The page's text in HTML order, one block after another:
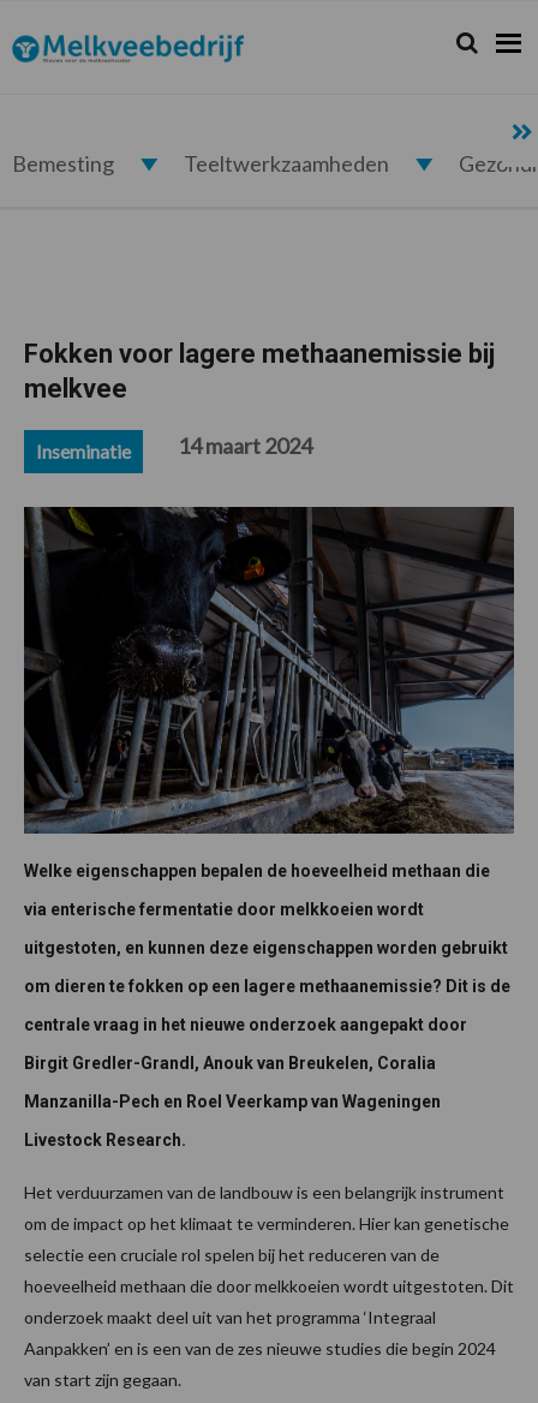
de
hoofdnavigatie
de
hoofd
de
eerste
de
voettekst
Melkveebedrijf.nl Zoeken...
Zoek
Bemesting Teeltwerkzaamheden
Fokken voor lagere methaanemissie bij
melkvee
Inseminatie 14 maart 2024
Welke eigenschappen bepalen de hoeveelheid methaan die
via enterische fermentatie door melkkoeien wordt
uitgestoten, en kunnen deze eigenschappen worden gebruikt
om dieren te fokken op een lagere methaanemissie? Dit is de
centrale vraag in het nieuwe onderzoek aangepakt door
Birgit Gredler-Grandl, Anouk van Breukelen, Coralia
Manzanilla-Pech en Roel Veerkamp van Wageningen
Livestock Research.
Het verduurzamen van de landbouw is een belangrijk instrument
om de impact op het klimaat te verminderen. Hier kan genetische
selectie een cruciale rol spelen bij het reduceren van de
hoeveelheid methaan die door melkkoeien wordt uitgestoten. Dit
onderzoek maakt deel uit van het programma ‘Integraal
Aanpakken’ en is een van de zes nieuwe studies die begin 2024
van start zijn gegaan.